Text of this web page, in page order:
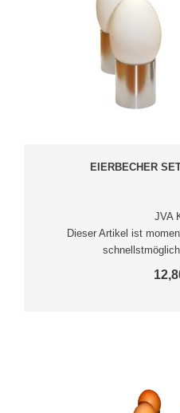
EIERBECHER
JVA
Dieser Artikel ist